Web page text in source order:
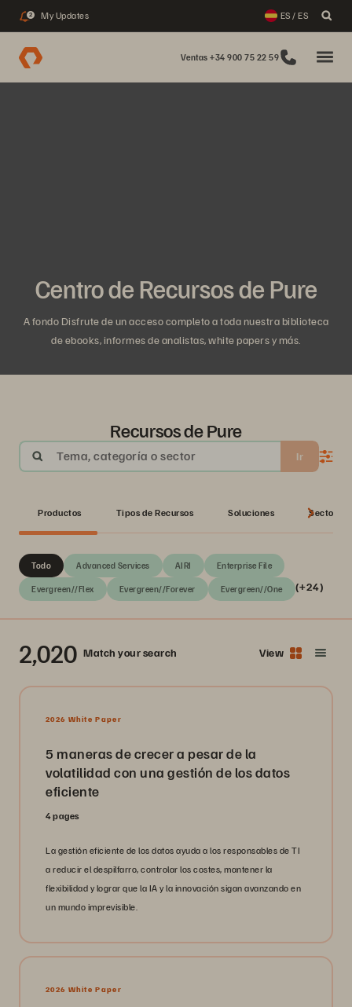
2 My Updates ES / ES
Ventas +34 900 75 22 59
Centro de Recursos de Pure
A fondo Disfrute de un acceso completo a toda nuestra biblioteca
de ebooks, informes de analistas, white papers y más.
Recursos de Pure
Tema, categoría o sector Ir
Productos Tipos de Recursos Soluciones Sectores
Todo Advanced Services AIRI Enterprise File
Evergreen//Flex Evergreen//Forever Evergreen//One (+24)
2,020 Match your search View
2026 White Paper
5 maneras de crecer a pesar de la
volatilidad con una gestión de los datos
eficiente
4 pages
La gestión eficiente de los datos ayuda a los responsables de TI
a reducir el despilfarro, controlar los costes, mantener la
flexibilidad y lograr que la IA y la innovación sigan avanzando en
un mundo imprevisible.
2026 White Paper